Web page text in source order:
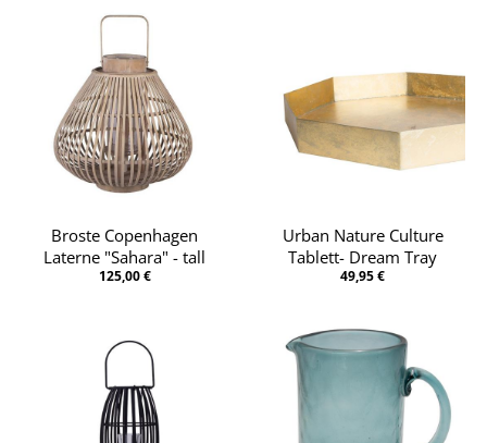
Broste Copenhagen
Laterne "Sahara" - tall
125,00 €
Urban Nature Culture
Tablett- Dream Tray
49,95 €